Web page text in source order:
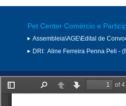
Pet Center Comércio e
Assembleia\AGE\Edital de
DRI: Aline Ferreira Penna Peli -